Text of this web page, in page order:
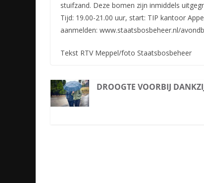
stuifzand. Deze bomen zijn inmiddels
Tijd: 19.00-21.00 uur, start: TIP kantoor
aanmelden: www.staatsbosbeheer.nl/
Tekst RTV Meppel/foto Staatsbosbeheer
DROOGTE VOORBIJ